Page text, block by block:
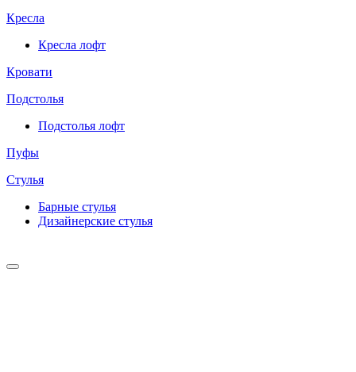
Кресла
Кресла лофт
Кровати
Подстолья
Подстолья лофт
Пуфы
Стулья
Барные cтулья
Дизайнерские cтулья